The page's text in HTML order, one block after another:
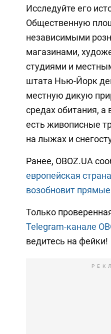
Исследуйте его
Общественную
независимыми
магазинами,
студиями и
штата Нью-Йорк
местную дикую
средах обитания, а
есть живописные
на лыжах и
Ранее, OBOZ.UA
европейская
возобновит
Только
Telegram-канале
ведитесь на фейки!